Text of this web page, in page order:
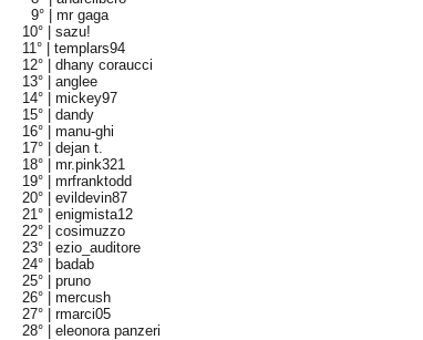
9° |mr gaga
10° |sazu!
11° |templars94
12° |dhany coraucci
13° |anglee
14° |mickey97
15° |dandy
16° |manu-ghi
17° |dejan t.
18° |mr.pink321
19° |mrfranktodd
20° |evildevin87
21° |enigmista12
22° |cosimuzzo
23° |ezio_auditore
24° |
badab
25° |pruno
26° |mercush
27° |rmarci05
28° |eleonora panzeri